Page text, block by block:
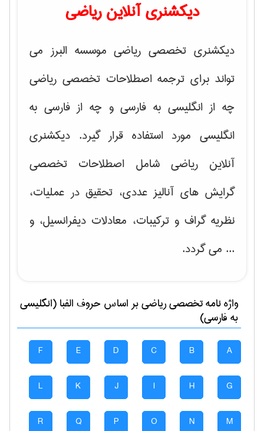
دیکشنری آنلاین ریاضی
دیکشنری تخصصی ریاضی موسسه البرز می
تواند برای ترجمه اصطلاحات تخصصی ریاضی
چه از انگلیسی به فارسی و چه از فارسی به
انگلیسی مورد استفاده قرار گیرد. دیکشنری
آنلاین ریاضی شامل اصطلاحات تخصصی
گرایش های آنالیز عددی، تحقیق در عملیات،
نظریه گراف و تركیبات، معادلات دیفرانسیل، و
... می گردد.
واژه نامه تخصصیرياضیبر اساس حروف الفبا (انگلیسی
به فارسی)
A
B
C
D
E
F
G
H
I
J
K
L
M
N
O
P
Q
R